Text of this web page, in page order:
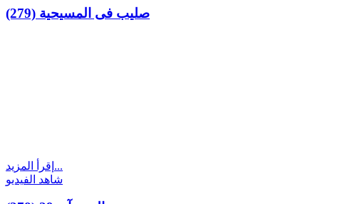
(279) صليب فى المسيحية
إقرأ المزيد...
شاهد الفيديو